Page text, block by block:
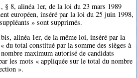
§ 8, alinéa 1er, de la loi du 23 mars 1989
européen, inséré par la loi du 25 juin 1998,
» sont supprimés.
alinéa 1er, de la même loi, inséré par la
du total constitué par la somme des sièges à
maximum autorisé de candidats
les mots « appliquée sur le total du nombre
».